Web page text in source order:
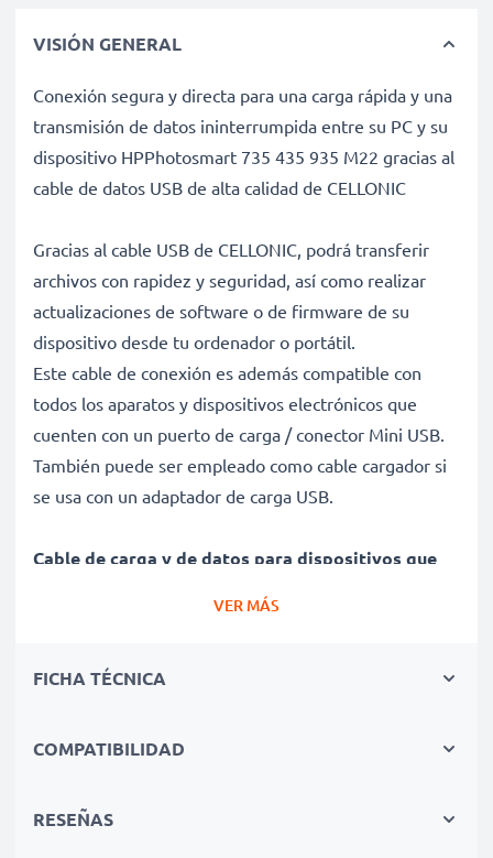
VISIÓN GENERAL
Conexión segura y directa para una carga rápida y una
transmisión de datos ininterrumpida entre su PC y su
dispositivo HPPhotosmart 735 435 935 M22 gracias al
cable de datos USB de alta calidad de CELLONIC
Gracias al cable USB de CELLONIC, podrá transferir
archivos con rapidez y seguridad, así como realizar
actualizaciones de software o de firmware de su
dispositivo desde tu ordenador o portátil.
Este cable de conexión es además compatible con
todos los aparatos y dispositivos electrónicos que
cuenten con un puerto de carga / conector Mini USB.
También puede ser empleado como cable cargador si
se usa con un adaptador de carga USB.
Cable de carga y de datos para dispositivos que
carga Mini USB y las versiones USB anteriores
con una velocidad de carga de 1A
irrompible con revestimiento protector contra
VER MÁS
FICHA TÉCNICA
COMPATIBILIDAD
RESEÑAS